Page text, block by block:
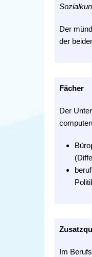
Der
der
Fächer
Der
Im